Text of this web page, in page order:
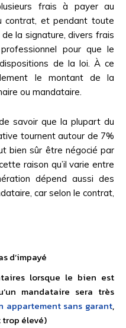
frais à payer au
contrat, et pendant toute
la signature, divers frais
pour que le
de la loi. À ce
le montant de la
ou mandataire.
savoir que la plupart du
tournent autour de 7%
bien sûr être négocié par
raison qu’il varie entre
dépend aussi des
car selon le contrat,
d’impayé
lorsque le bien est
mandataire sera très
appartement sans garant,
trop élevé)